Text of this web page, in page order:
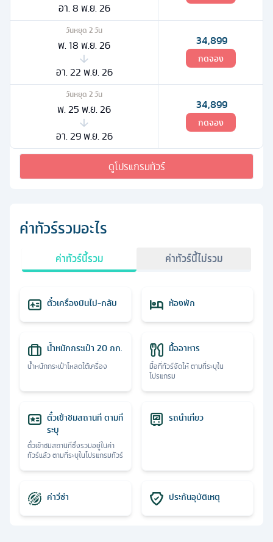
อา. 8 พ.ย. 26
วันหยุด 2วัน
พ. 18 พ.ย. 26
อา. 22 พ.ย. 26
34,899
กดจอง
วันหยุด 2วัน
พ. 25 พ.ย. 26
อา. 29 พ.ย. 26
34,899
กดจอง
ดูโปรแกรมทัวร์
ค่าทัวร์รวมอะไร
ค่าทัวร์นี้รวม ค่าทัวร์นี้ไม่รวม
ตั๋วเครื่องบินไป-กลับ ห้องพัก
น้ำหนักกระเป๋า 20 กก.
น้ำหนักกระเป๋าโหลดใต้เครื่อง
มื้ออาหาร
มื้อที่ทัวร์จัดให้ ตามที่ระบุใน
โปรแกรม
ตั๋วเข้าชมสถานที่ ตามที่
ระบุ
ตั๋วเข้าชมสถานที่ซึ่งรวมอยู่ในค่า
ทัวร์แล้ว ตามที่ระบุในโปรแกรมทัวร์
รถนำเที่ยว
ค่าวีซ่า ประกันอุบัติเหตุ